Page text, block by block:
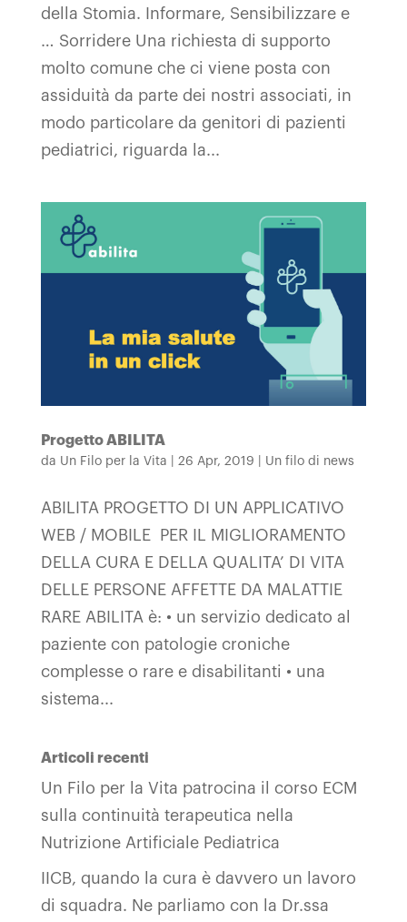
della Stomia. Informare, Sensibilizzare e
… Sorridere Una richiesta di supporto
molto comune che ci viene posta con
assiduità da parte dei nostri associati, in
modo particolare da genitori di pazienti
pediatrici, riguarda la...
Progetto ABILITA
da Un Filo per la Vita 26 Apr, 2019 Un filo di news
ABILITA PROGETTO DI UN APPLICATIVO
WEB / MOBILE PER IL MIGLIORAMENTO
DELLA CURA E DELLA QUALITA’ DI VITA
DELLE PERSONE AFFETTE DA MALATTIE
RARE ABILITA è: • un servizio dedicato al
paziente con patologie croniche
complesse o rare e disabilitanti • una
sistema...
Articoli recenti
Un Filo per la Vita patrocina il corso ECM
sulla continuità terapeutica nella
Nutrizione Artificiale Pediatrica
IICB, quando la cura è davvero un lavoro
di squadra. Ne parliamo con la Dr.ssa